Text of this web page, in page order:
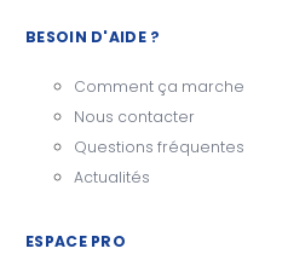
BESOIN D'AIDE ?
Comment ça marche
Nous contacter
Questions fréquentes
Actualités
ESPACE PRO